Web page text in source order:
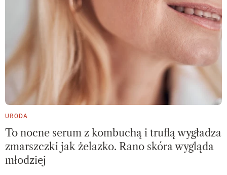
URODA
To nocne serum z kombuchą i truflą wygładza
zmarszczki jak żelazko. Rano skóra wygląda
młodziej